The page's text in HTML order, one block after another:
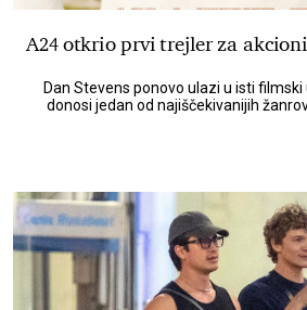
A24 otkrio prvi trejler za
Dan Stevens ponovo ulazi u isti
donosi jedan od najiščekivanijih